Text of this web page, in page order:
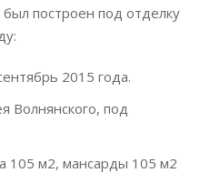
построен под отделку
2015 года.
Волнянского, под
105 м2, мансарды 105 м2